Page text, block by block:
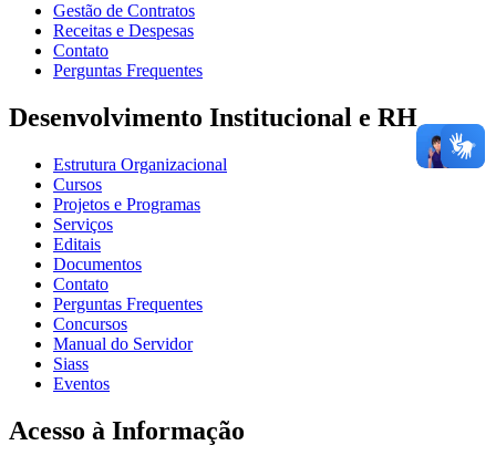
Gestão de Contratos
Receitas e Despesas
Contato
Perguntas Frequentes
Desenvolvimento Institucional e RH
Estrutura Organizacional
Cursos
Projetos e Programas
Serviços
Editais
Documentos
Contato
Perguntas Frequentes
Concursos
Manual do Servidor
Siass
Eventos
Acesso à Informação